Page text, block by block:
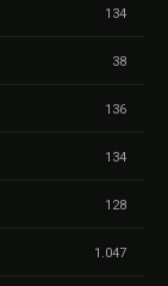
134
38
136
134
128
1.047